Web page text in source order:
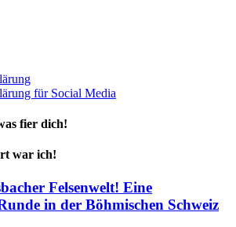
für Social Media
fier dich!
war ich!
Felsenwelt! Eine
in der Böhmischen Schweiz